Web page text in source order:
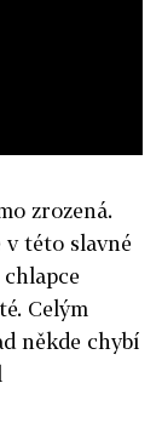
zrozená.
v této slavné
Celým
někde chybí